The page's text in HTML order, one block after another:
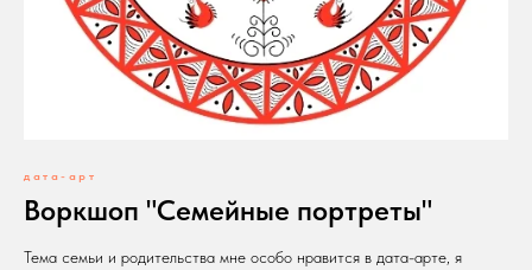
дата-арт
Воркшоп "Семейные портреты"
Тема семьи и родительства мне особо нравится в дата-арте, я